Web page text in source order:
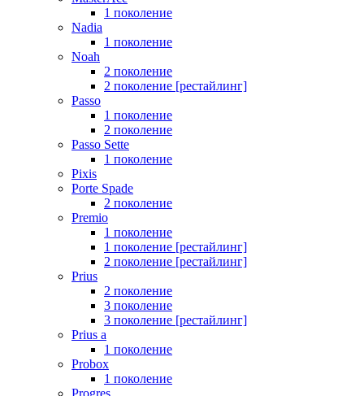
1 поколение
Nadia
1 поколение
Noah
2 поколение
2 поколение [рестайлинг]
Passo
1 поколение
2 поколение
Passo Sette
1 поколение
Pixis
Porte Spade
2 поколение
Premio
1 поколение
1 поколение [рестайлинг]
2 поколение [рестайлинг]
Prius
2 поколение
3 поколение
3 поколение [рестайлинг]
Prius a
1 поколение
Probox
1 поколение
Progres